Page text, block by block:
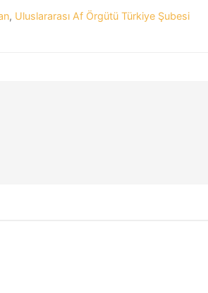
, Uluslararası Af Örgütü Türkiye Şubesi